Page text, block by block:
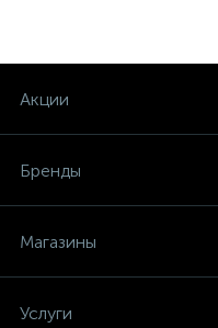
Акции
Бренды
Магазины
Услуги